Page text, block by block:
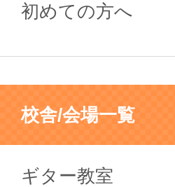
初めての方へ
校舎/会場一覧
ギター教室